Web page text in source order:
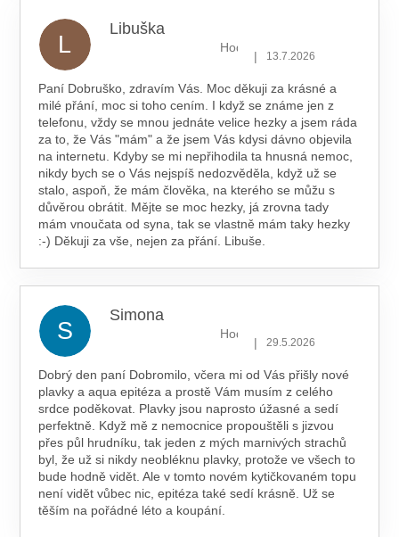
L
Libuška
Hodnocení obchodu je 5 z 5
| 13.7.2026
Paní Dobruško, zdravím Vás. Moc děkuji za krásné a
milé přání, moc si toho cením. I když se známe jen z
telefonu, vždy se mnou jednáte velice hezky a jsem ráda
za to, že Vás "mám" a že jsem Vás kdysi dávno objevila
na internetu. Kdyby se mi nepřihodila ta hnusná nemoc,
nikdy bych se o Vás nejspíš nedozvěděla, když už se
stalo, aspoň, že mám člověka, na kterého se můžu s
důvěrou obrátit. Mějte se moc hezky, já zrovna tady
mám vnoučata od syna, tak se vlastně mám taky hezky
:-) Děkuji za vše, nejen za přání. Libuše.
S
Simona
Hodnocení obchodu je 5 z 5
| 29.5.2026
Dobrý den paní Dobromilo, včera mi od Vás přišly nové
plavky a aqua epitéza a prostě Vám musím z celého
srdce poděkovat. Plavky jsou naprosto úžasné a sedí
perfektně. Když mě z nemocnice propouštěli s jizvou
přes půl hrudníku, tak jeden z mých marnivých strachů
byl, že už si nikdy neobléknu plavky, protože ve všech to
bude hodně vidět. Ale v tomto novém kytičkovaném topu
není vidět vůbec nic, epitéza také sedí krásně. Už se
těším na pořádné léto a koupání.